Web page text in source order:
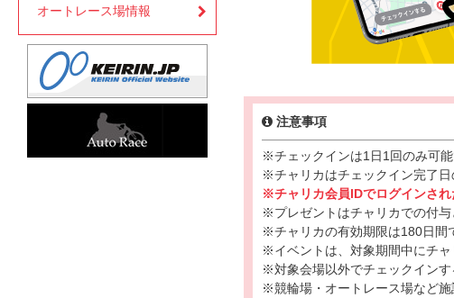
オートレース場情報
注意事項
※チェックインは1日1回のみ可能
※チャリカはチェックイン完了日
※チャリカ会員IDでログインされ
※プレゼントはチャリカでの付与
※チャリカの有効期限は180日間
※イベントは、対象期間中にチャ
※対象会場以外でチェックインす
※競輪場・オートレース場など施